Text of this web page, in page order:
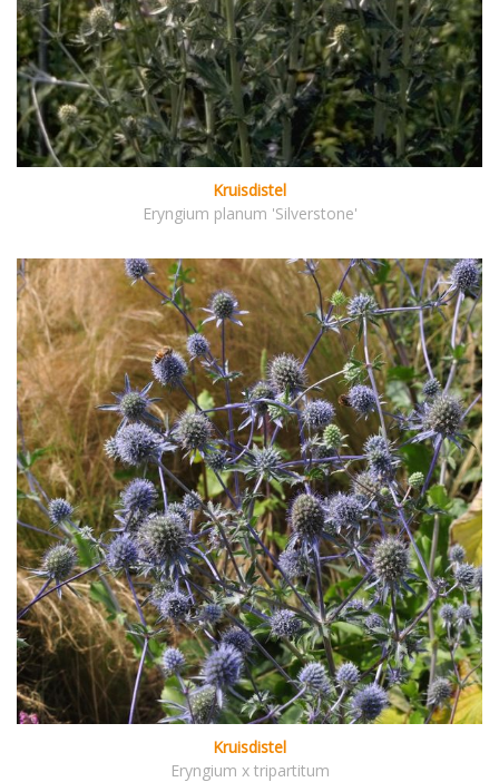
Kruisdistel
Eryngium planum 'Silverstone'
Kruisdistel
Eryngium x tripartitum